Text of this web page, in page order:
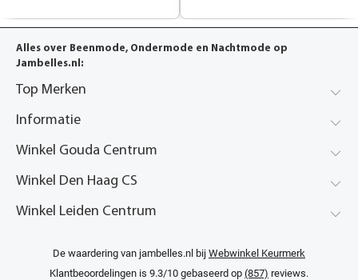
Alles over Beenmode, Ondermode en Nachtmode op
Jambelles.nl:
Top Merken
Informatie
Winkel Gouda Centrum
Winkel Den Haag CS
Winkel Leiden Centrum
De waardering van jambelles.nl bij Webwinkel Keurmerk
Klantbeoordelingen is 9.3/10 gebaseerd op (857) reviews.